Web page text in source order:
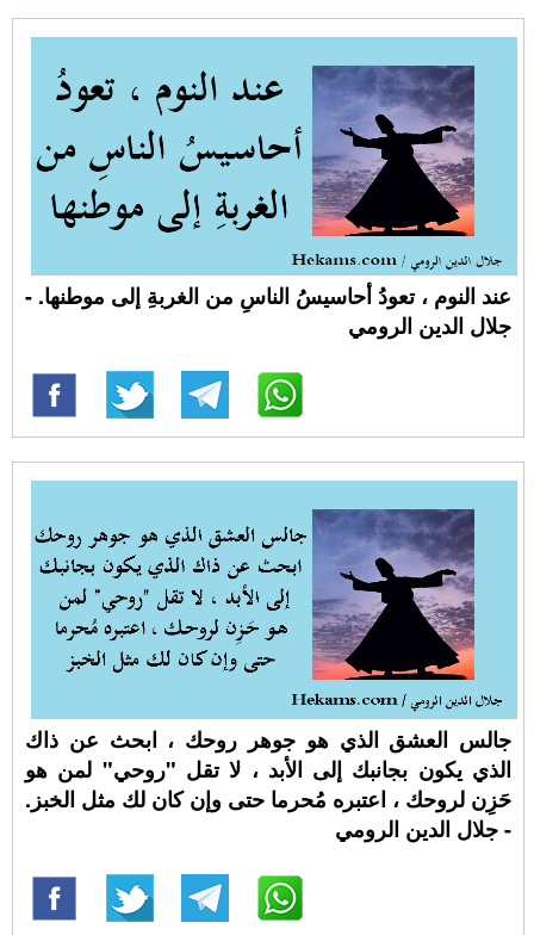
عند النوم ، تعودُ أحاسيسُ الناسِ من الغربةِ إلى موطنها. -
جلال الدين الرومي
جالس العشق الذي هو جوهر روحك ، ابحث عن ذاك
الذي يكون بجانبك إلى الأبد ، لا تقل "روحي" لمن هو
حَزِن لروحك ، اعتبره مُحرما حتى وإن كان لك مثل الخبز.
- جلال الدين الرومي